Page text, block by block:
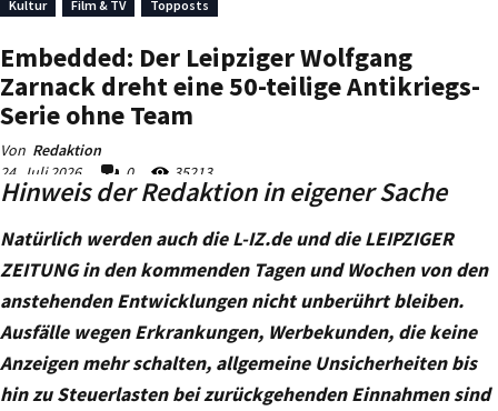
Hinweis der Redaktion in eigener Sache
Natürlich werden auch die L-IZ.de und die LEIPZIGER
ZEITUNG in den kommenden Tagen und Wochen von den
anstehenden Entwicklungen nicht unberührt bleiben.
Ausfälle wegen Erkrankungen, Werbekunden, die keine
Anzeigen mehr schalten, allgemeine Unsicherheiten bis
hin zu Steuerlasten bei zurückgehenden Einnahmen sind